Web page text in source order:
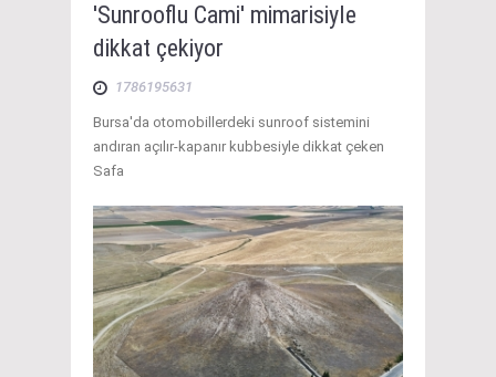
'Sunrooflu Cami' mimarisiyle
dikkat çekiyor
1786195631
Bursa'da otomobillerdeki sunroof sistemini
andıran açılır-kapanır kubbesiyle dikkat çeken
Safa